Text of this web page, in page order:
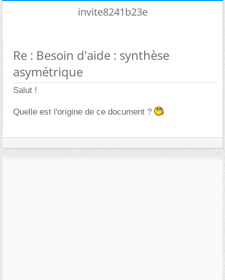
invite8241b23e
Re : Besoin d'aide : synthèse
asymétrique
Salut !
Quelle est l'origine de ce document ?